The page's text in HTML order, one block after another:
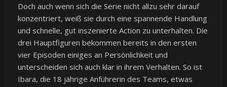
Doch auch wenn sich die Serie nicht allzu sehr darauf
konzentriert, weiß sie durch eine spannende Handlung
und schnelle, gut inszenierte Action zu unterhalten. Die
drei Hauptfiguren bekommen bereits in den ersten
vier Episoden einiges an Persönlichkeit und
unterscheiden sich auch klar in ihrem Verhalten. So ist
Ibara, die 18 jährige Anführerin des Teams, etwas